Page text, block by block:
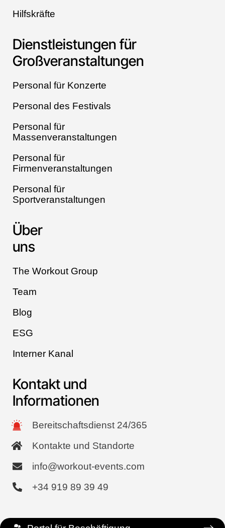
Hilfskräfte
Dienstleistungen für
Großveranstaltungen
Personal für Konzerte
Personal des Festivals
Personal für
Massenveranstaltungen
Personal für
Firmenveranstaltungen
Personal für
Sportveranstaltungen
Über
uns
The Workout Group
Team
Blog
ESG
Interner Kanal
Kontakt und
Informationen
Bereitschaftsdienst 24/365
Kontakte und Standorte
info@workout-events.com
+34 919 89 39 49